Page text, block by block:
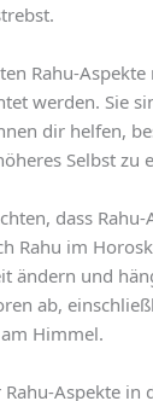
Rahu-
werden. Sie
dir helfen,
Selbst zu
dass
Rahu im
ändern und
ab,
Himmel.
Aspekte in